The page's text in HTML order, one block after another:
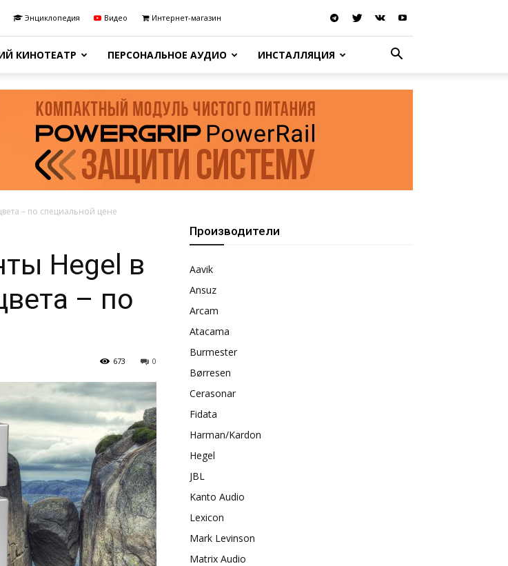
Энциклопедия Видео Интернет-магазин
КИНОТЕАТР ПЕРСОНАЛЬНОЕ АУДИО ИНСТАЛЛЯЦИЯ
– по специальной цене
Hegel в
– по
0
673
Производители
Aavik
Ansuz
Arcam
Atacama
Burmester
Børresen
Cerasonar
Fidata
Harman/Kardon
Hegel
JBL
Kanto Audio
Lexicon
Mark Levinson
Matrix Audio